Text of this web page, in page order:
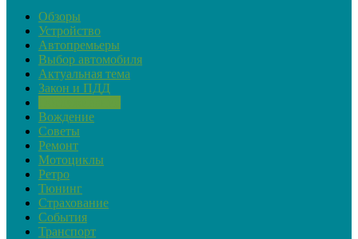
Обзоры
Устройство
Автопремьеры
Выбор автомобиля
Актуальная тема
Закон и ПДД
Вождение
Советы
Ремонт
Мотоциклы
Ретро
Тюнинг
Страхование
События
Транспорт